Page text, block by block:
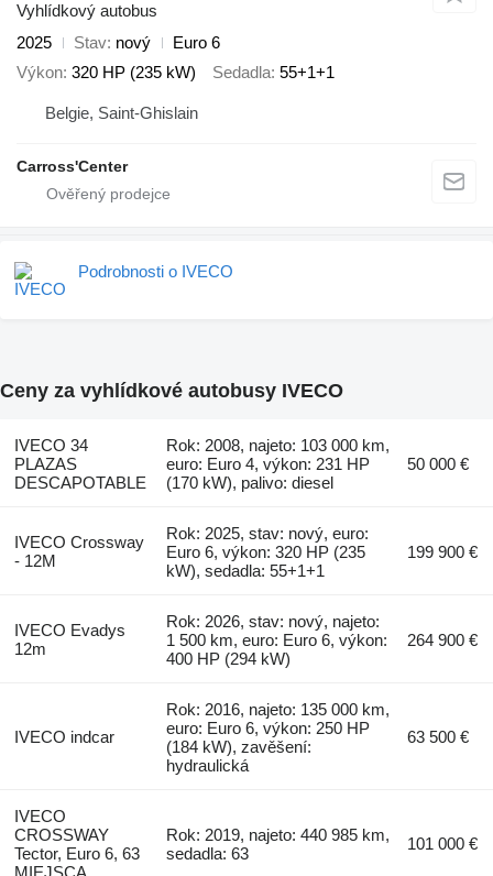
Vyhlídkový autobus
2025
Stav nový
Euro 6
Výkon 320 HP (235 kW) Sedadla 55+1+1
Belgie, Saint-Ghislain
Carross'Center
Podrobnosti o IVECO
Ceny za vyhlídkové autobusy IVECO
IVECO 34
PLAZAS
DESCAPOTABLE
Rok: 2008, najeto: 103 000 km,
euro: Euro 4, výkon: 231 HP
(170 kW), palivo: diesel
50 000 €
IVECO Crossway
- 12M
Rok: 2025, stav: nový, euro:
Euro 6, výkon: 320 HP (235
kW), sedadla: 55+1+1
199 900 €
IVECO Evadys
12m
Rok: 2026, stav: nový, najeto:
1 500 km, euro: Euro 6, výkon:
400 HP (294 kW)
264 900 €
IVECO indcar
Rok: 2016, najeto: 135 000 km,
euro: Euro 6, výkon: 250 HP
(184 kW), zavěšení:
hydraulická
63 500 €
IVECO
CROSSWAY
Tector, Euro 6, 63
Rok: 2019, najeto: 440 985 km,
sedadla: 63
101 000 €